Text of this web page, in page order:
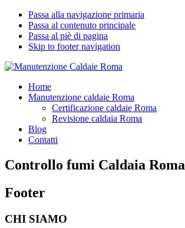
Passa alla navigazione primaria
Passa al contenuto principale
Passa al piè di pagina
Skip to footer navigation
Manutenzione Caldaie Roma
Pronto Intervento Caldaie Roma
Home
Manutenzione caldaie Roma
Certificazione caldaie Roma
Revisione caldaia Roma
Blog
Contatti
Controllo fumi Caldaia Roma
Footer
CHI SIAMO